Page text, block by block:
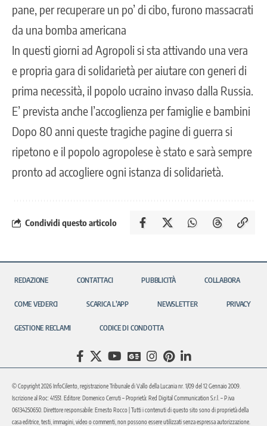
pane, per recuperare un po’ di cibo, furono massacrati
da una bomba americana
In questi giorni ad Agropoli si sta attivando una vera
e propria gara di solidarietà per aiutare con generi di
prima necessità, il popolo ucraino invaso dalla Russia.
E’ prevista anche l’accoglienza per famiglie e bambini
Dopo 80 anni queste tragiche pagine di guerra si
ripetono e il popolo agropolese è stato e sarà sempre
pronto ad accogliere ogni istanza di solidarietà.
Condividi questo articolo
REDAZIONE CONTATTACI PUBBLICITÀ COLLABORA
COME VEDERCI SCARICA L’APP NEWSLETTER PRIVACY
GESTIONE RECLAMI CODICE DI CONDOTTA
© Copyright 2026 InfoCilento, registrazione Tribunale di Vallo della Lucania nr. 1/09 del 12 Gennaio 2009.
Iscrizione al Roc: 41551. Editore: Domenico Cerruti – Proprietà: Red Digital Communication S.r.l. – P.iva
06134250650. Direttore responsabile: Ernesto Rocco | Tutti i contenuti di questo sito sono di proprietà della
casa editrice, testi, immagini, video o commenti, non possono essere utilizzati senza espressa autorizzazione.